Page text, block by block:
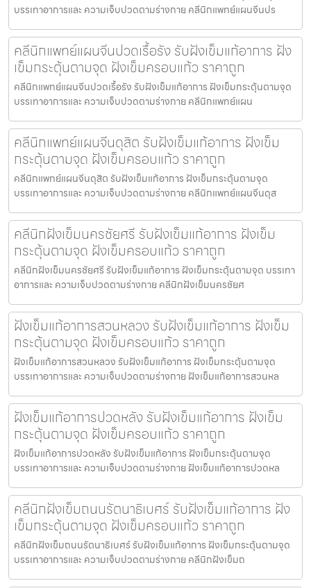
บรรเทาอาการและ ความเจ็บปวดตามร่างกาย คลีนิกแพทย์แผนจีนปร
คลีนิกแพทย์แผนจีนปวดเรื้อรัง รับฝังเข็มแก้อาการ ฝัง
เข็มกระตุ้นตามจุด ฝังเข็มครอบแก้ว ราคาถูก
คลีนิกแพทย์แผนจีนปวดเรื้อรัง รับฝังเข็มแก้อาการ ฝังเข็มกระตุ้นตามจุด
บรรเทาอาการและ ความเจ็บปวดตามร่างกาย คลีนิกแพทย์แผน
คลีนิกแพทย์แผนจีนดุสิต รับฝังเข็มแก้อาการ ฝังเข็ม
กระตุ้นตามจุด ฝังเข็มครอบแก้ว ราคาถูก
คลีนิกแพทย์แผนจีนดุสิต รับฝังเข็มแก้อาการ ฝังเข็มกระตุ้นตามจุด
บรรเทาอาการและ ความเจ็บปวดตามร่างกาย คลีนิกแพทย์แผนจีนดุส
คลีนิกฝังเข็มนครชัยศรี รับฝังเข็มแก้อาการ ฝังเข็ม
กระตุ้นตามจุด ฝังเข็มครอบแก้ว ราคาถูก
คลีนิกฝังเข็มนครชัยศรี รับฝังเข็มแก้อาการ ฝังเข็มกระตุ้นตามจุด บรรเทา
อาการและ ความเจ็บปวดตามร่างกาย คลีนิกฝังเข็มนครชัยศ
ฝังเข็มแก้อาการสวนหลวง รับฝังเข็มแก้อาการ ฝังเข็ม
กระตุ้นตามจุด ฝังเข็มครอบแก้ว ราคาถูก
ฝังเข็มแก้อาการสวนหลวง รับฝังเข็มแก้อาการ ฝังเข็มกระตุ้นตามจุด
บรรเทาอาการและ ความเจ็บปวดตามร่างกาย ฝังเข็มแก้อาการสวนหล
ฝังเข็มแก้อาการปวดหลัง รับฝังเข็มแก้อาการ ฝังเข็ม
กระตุ้นตามจุด ฝังเข็มครอบแก้ว ราคาถูก
ฝังเข็มแก้อาการปวดหลัง รับฝังเข็มแก้อาการ ฝังเข็มกระตุ้นตามจุด
บรรเทาอาการและ ความเจ็บปวดตามร่างกาย ฝังเข็มแก้อาการปวดหล
คลีนิกฝังเข็มถนนรัตนาธิเบศร์ รับฝังเข็มแก้อาการ ฝัง
เข็มกระตุ้นตามจุด ฝังเข็มครอบแก้ว ราคาถูก
คลีนิกฝังเข็มถนนรัตนาธิเบศร์ รับฝังเข็มแก้อาการ ฝังเข็มกระตุ้นตามจุด
บรรเทาอาการและ ความเจ็บปวดตามร่างกาย คลีนิกฝังเข็มถ